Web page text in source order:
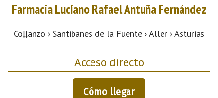
Farmacia Lucíano Rafael Antuña Fernández
Coḷḷanzo › Santibanes de la Fuente › Aller › Asturias
Acceso directo
Cómo llegar